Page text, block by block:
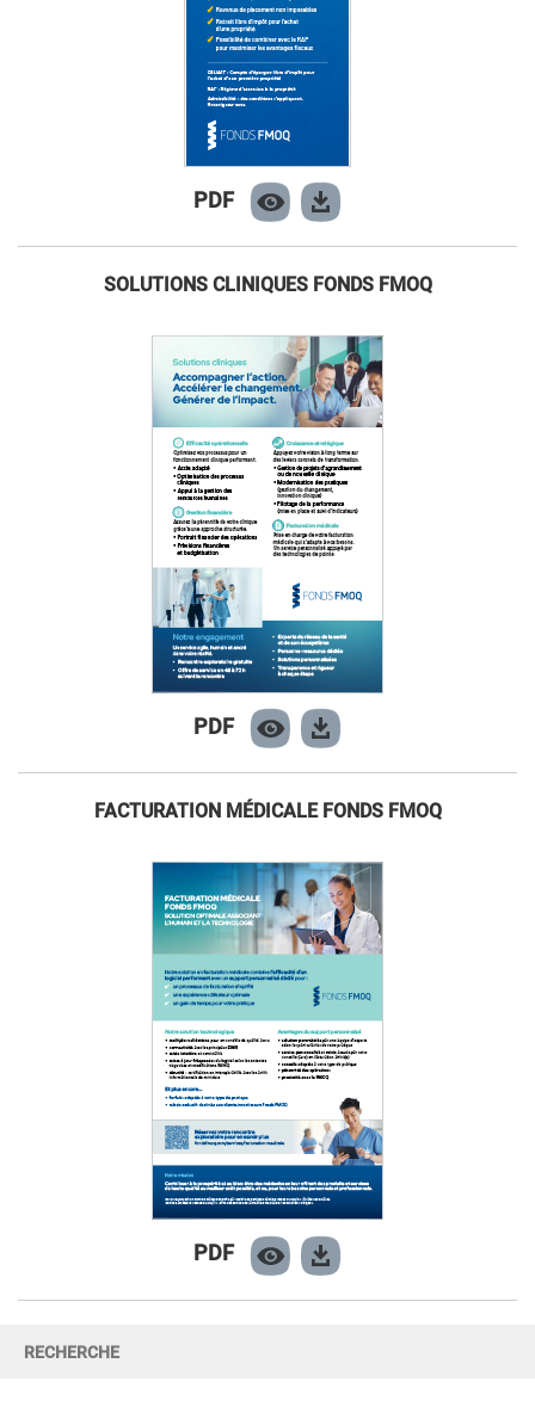
PDF
SOLUTIONS CLINIQUES FONDS FMOQ
PDF
FACTURATION MÉDICALE FONDS FMOQ
PDF